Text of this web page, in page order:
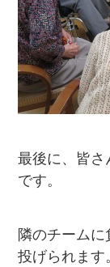
最後に、皆
です。
隣のチーム
投げられます。